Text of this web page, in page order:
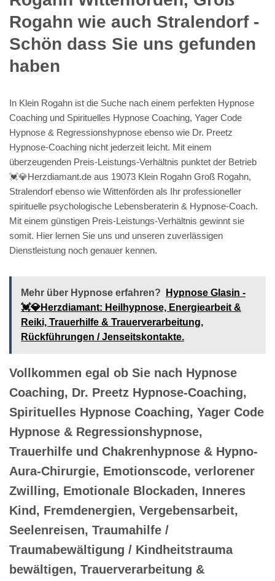
Rogahn wie auch Stralendorf -
Schön dass Sie uns gefunden
haben
In Klein Rogahn ist die Suche nach einem perfekten Hypnose
Coaching und Spirituelles Hypnose Coaching, Yager Code
Hypnose & Regressionshypnose ebenso wie Dr. Preetz
Hypnose-Coaching nicht jederzeit leicht. Mit einem
überzeugenden Preis-Leistungs-Verhältnis punktet der Betrieb
💓️💎Herzdiamant.de aus 19073 Klein Rogahn Groß Rogahn,
Stralendorf ebenso wie Wittenförden als Ihr professioneller
spirituelle psychologische Lebensberaterin & Hypnose-Coach.
Mit einem günstigen Preis-Leistungs-Verhältnis gewinnt sie
somit. Hier lernen Sie uns und unseren zuverlässigen
Dienstleistung noch genauer kennen.
Mehr über Hypnose erfahren?
Hypnose Glasin -
💓️💎Herzdiamant: Heilhypnose, Energiearbeit &
Reiki, Trauerhilfe & Trauerverarbeitung,
Rückführungen / Jenseitskontakte.
Vollkommen egal ob Sie nach Hypnose
Coaching, Dr. Preetz Hypnose-Coaching,
Spirituelles Hypnose Coaching, Yager Code
Hypnose & Regressionshypnose,
Trauerhilfe und Chakrenhypnose & Hypno-
Aura-Chirurgie, Emotionscode, verlorener
Zwilling, Emotionale Blockaden, Inneres
Kind, Fremdenergien, Vergebensarbeit,
Seelenreisen, Traumahilfe /
Traumabewältigung / Kindheitstrauma
bewältigen, Trauerverarbeitung &